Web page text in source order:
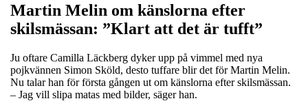
Martin Melin om känslorna efter
skilsmässan: ”Klart att det är tufft”
Ju oftare Camilla Läckberg dyker upp på vimmel med nya
pojkvännen Simon Sköld, desto tuffare blir det för Martin Melin.
Nu talar han för första gången ut om känslorna efter skilsmässan.
– Jag vill slipa matas med bilder, säger han.